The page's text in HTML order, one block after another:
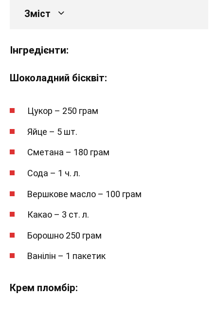
Зміст
Інгредієнти:
Шоколадний бісквіт:
Цукор – 250 грам
Яйце – 5 шт.
Сметана – 180 грам
Сода – 1 ч. л.
Вершкове масло – 100 грам
Какао – 3 ст. л.
Борошно 250 грам
Ванілін – 1 пакетик
Крем пломбір: